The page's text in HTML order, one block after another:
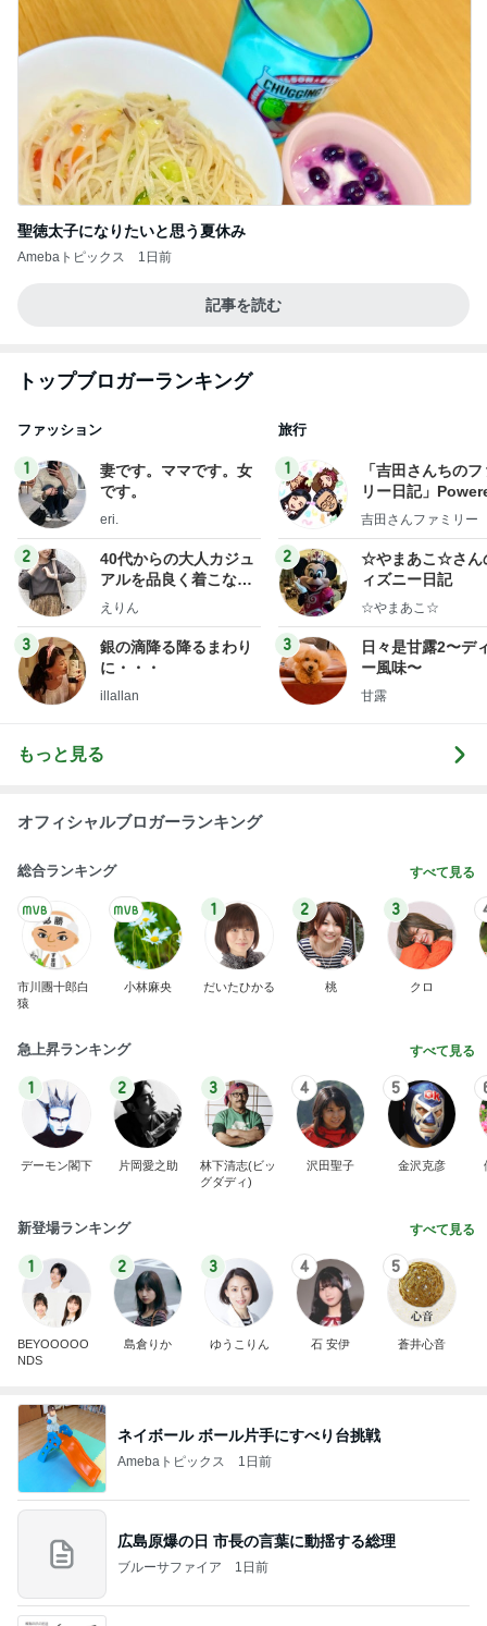
聖徳太子になりたいと思う夏休み
Amebaトピックス 1日前
記事を読む
トップブロガーランキング
ファッション
1
妻です。ママです。女
です。
eri.
2
40代からの大人カジュ
アルを品良く着こなす
ファッションブログ
えりん
3
銀の滴降る降るまわり
に・・・
illallan
旅行
1
「吉田さんちの
リー日記」
y Ameba 吉田さ
ログ
吉田さんファミリー
2
☆やまあこ☆さん
ィズニー日記
☆やまあこ☆
3
日々是甘露2〜デ
ー風味〜
甘露
もっと見る
オフィシャルブロガーランキング
総合ランキング すべて見る
市川團十郎白
猿
小林麻央
1
だいたひかる
2
桃
3
クロ
急上昇ランキング すべて見る
1
デーモン閣下
2
片岡愛之助
3
林下清志(ビッ
グダディ)
4
沢田聖子
5
金沢克彦
新登場ランキング すべて見る
1
BEYOOOOO
NDS
2
島倉りか
3
ゆうこりん
4
石 安伊
5
蒼井心音
ネイボール ボール片手にすべり台挑戦
Amebaトピックス 1日前
広島原爆の日 市長の言葉に動揺する総理
ブルーサファイア 1日前